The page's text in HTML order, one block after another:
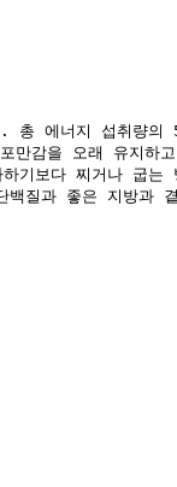
총 에너지 섭취량의
포만감을 오래 유지
기보다 찌거나 굽는
질과 좋은 지방과